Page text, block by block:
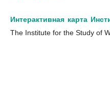
Интерактивная карта
The Institute for the Study of